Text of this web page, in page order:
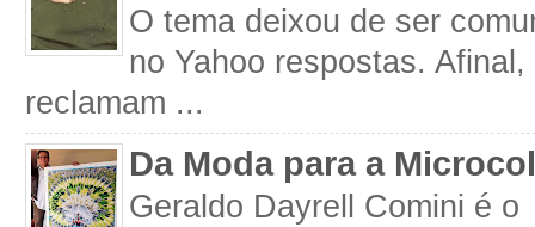
O tema deixou de ser
no Yahoo respostas.
reclamam ...
Da Moda para a
Geraldo Dayrell Comini é